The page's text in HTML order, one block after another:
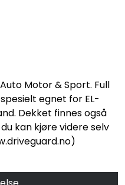
Motor & Sport. Full
egnet for EL-
Dekket finnes også
kan kjøre videre selv